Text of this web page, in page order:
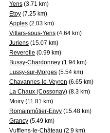
Yens (3.71 km)
Etoy (7.25 km)
Apples (2.03 km)
Villars-sous-Yens (4.64 km)
Juriens (15.07 km)
Reverolle (0.99 km)
Bussy-Chardonney (1.94 km)
Lussy-sur-Morges (5.54 km)
Chavannes-le-Veyron (6.65 km)
La Chaux (Cossonay) (8.3 km)
Moiry (11.81 km)
Romainmôtier-Envy (15.48 km)
Grancy (5.49 km)
Vufflens-le-Château (2.9 km)